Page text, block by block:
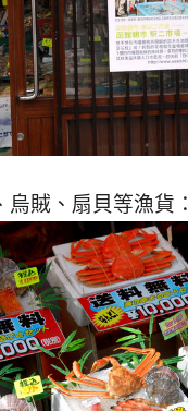
賊、扇貝等漁貨：